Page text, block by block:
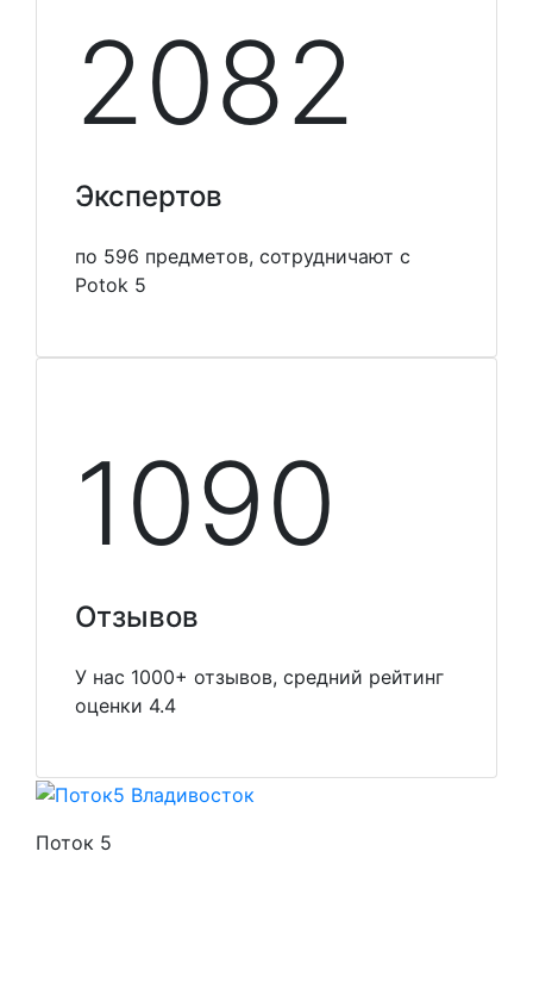
2100
Экспертов
по 596 предметов, сотрудничают с
Potok 5
1099
Отзывов
У нас 1000+ отзывов, средний рейтинг
оценки 4.4
Поток 5